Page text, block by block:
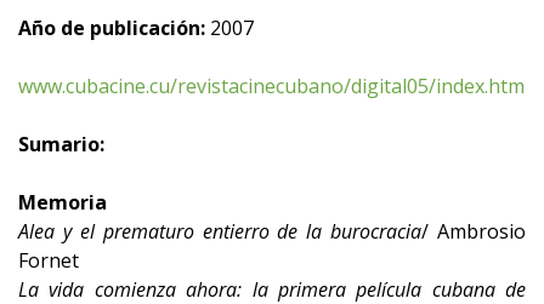
Año de publicación: 2007
www.cubacine.cu/revistacinecubano/digital05/index.htm
Sumario:
Memoria
Alea y el prematuro entierro de la burocracia/ Ambrosio
Fornet
La vida comienza ahora: la primera película cubana de